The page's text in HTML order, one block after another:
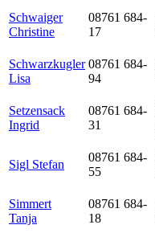
Schwaiger
Christine
08761 684-
17
Schwarzkugler
Lisa
08761 684-
94
Setzensack
Ingrid
08761 684-
31
Sigl Stefan
08761 684-
55
Simmert
Tanja
08761 684-
18